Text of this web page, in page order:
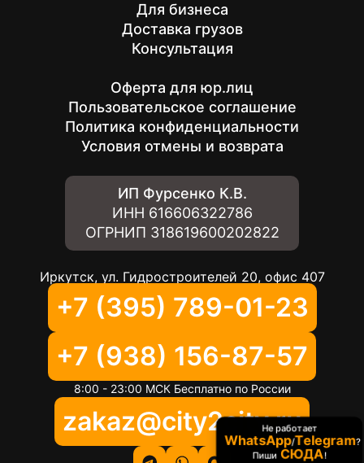
Для бизнеса
Доставка грузов
Консультация
Оферта для юр.лиц
Пользовательское соглашение
Политика конфиденциальности
Условия отмены и возврата
ИП Фурсенко К.В.
ИНН 616606322786
ОГРНИП 318619600202822
Иркутск, ул. Гидростроителей 20, офис 407
+7 (395) 789-01-23
+7 (938) 156-87-57
8:00 - 23:00 МСК Бесплатно по России
zakaz@city2city.ru
Не работает
WhatsApp/Telegram?
Пиши СЮДА!